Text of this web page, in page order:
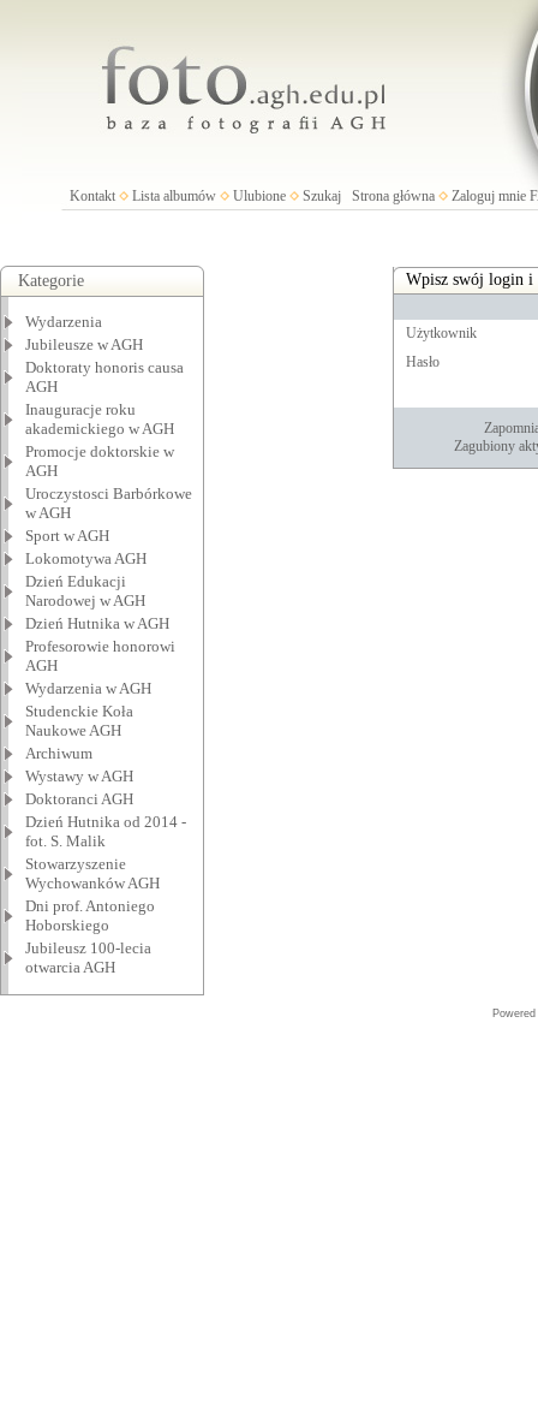
Kontakt Lista albumów Ulubione Szukaj Strona główna Zaloguj mnie
Kategorie
Wydarzenia
Jubileusze w AGH
Doktoraty honoris causa
AGH
Inauguracje roku
akademickiego w AGH
Promocje doktorskie w
AGH
Uroczystosci Barbórkowe
w AGH
Sport w AGH
Lokomotywa AGH
Dzień Edukacji
Narodowej w AGH
Dzień Hutnika w AGH
Profesorowie honorowi
AGH
Wydarzenia w AGH
Studenckie Koła
Naukowe AGH
Archiwum
Wystawy w AGH
Doktoranci AGH
Dzień Hutnika od 2014 -
fot. S. Malik
Stowarzyszenie
Wychowanków AGH
Dni prof. Antoniego
Hoborskiego
Jubileusz 100-lecia
otwarcia AGH
Wpisz swój login i
Użytkownik
Hasło
Zagubiony